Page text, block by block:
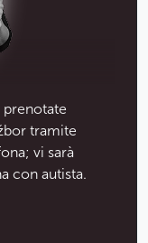
prenotate
tramite
vi sarà
con autista.